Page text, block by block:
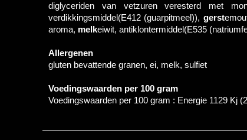
diglyceriden van vetzuren veresterd met
verdikkingsmiddel(E412 (guarpitmeel)), gerst
aroma, melkeiwit, antiklontermiddel(E535
Allergenen
gluten bevattende granen, ei, melk, sulfiet
Voedingswaarden per 100 gram
Voedingswaarden per 100 gram : Energie 1129 Kj